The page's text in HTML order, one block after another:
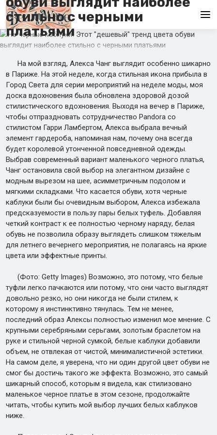
Главная
En
Es
Ru
It
стильно с черными
платьями
На мой взгляд, Алекса Чанг выглядит особенно шикарно
в Париже. На этой неделе, когда стильная икона прибыла в
Город Света для серии мероприятий на неделе моды, моя
доска вдохновения была обновлена здоровой дозой
стилистического вдохновения. Выходя на вечер в Париже,
чтобы отпраздновать сотрудничество Pandora со
стилистом Гарри Ламбертом, Алекса выбрала вечный
элемент гардероба, напоминая нам, почему она всегда
будет королевой утонченной повседневной одежды.
Выбрав современный вариант маленького черного платья,
Чанг остановила свой выбор на элегантном дизайне с
модным вырезом на шее, асимметричным подолом и
мягкими складками. Что касается обуви, хотя черные
каблуки были бы очевидным выбором, Алекса избежала
предсказуемости в пользу пары белых туфель. Добавляя
четкий контраст к ее полностью черному наряду, белая
обувь не позволила образу выглядеть слишком тяжелым
для летнего вечернего мероприятия, не полагаясь на яркие
цвета или эффектные принты.
(Фото: Getty Images) Возможно, это потому, что белые
туфли легко пачкаются или потому, что они часто выглядят
довольно резко, но они никогда не были стилем, к
которому я инстинктивно тянулась. Тем не менее,
последний образ Алексы полностью изменил мое мнение. С
крупными серебряными серьгами, золотым браслетом на
руке и стильной черной сумкой, белые каблуки добавили
объем, не отвлекая от чистой, минималистичной эстетики.
На самом деле, я уверена, что ни один другой цвет обуви не
смог бы достичь такого же эффекта. Возможно, это самый
шикарный способ, которым я видела, как стилизовано
маленькое черное платье в этом сезоне, продолжайте
читать, чтобы купить мой выбор лучших белых каблуков
ниже.